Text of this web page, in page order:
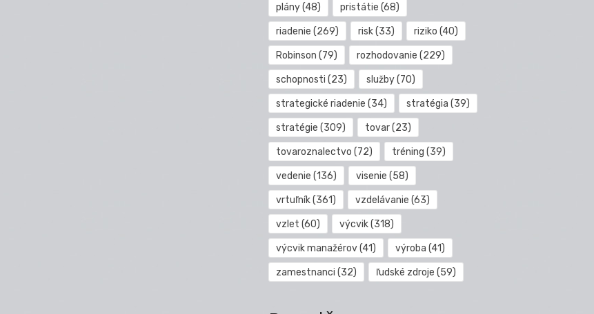
plány(48) pristátie (68)
riadenie (269) risk(33) riziko (40)
Robinson (79) rozhodovanie (229)
schopnosti (23) služby(70)
strategické riadenie (34) stratégia (39)
stratégie (309) tovar(23)
tovaroznalectvo (72) tréning (39)
vedenie (136) visenie (58)
vrtuľník(361) vzdelávanie (63)
vzlet (60) výcvik(318)
výcvik manažérov(41) výroba (41)
zamestnanci (32) ľudské zdroje (59)